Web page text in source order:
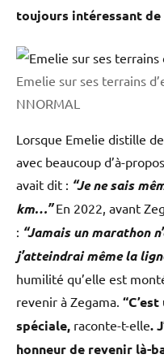
toujours intéressant
Emelie sur ses terrains
NNORMAL
Lorsque Emelie distille
avec beaucoup d’à-
avait dit : “Je ne sais
km…” En 2022, avant
: “Jamais un marathon
j’atteindrai même la
humilité qu’elle est
revenir à Zegama.
spéciale, raconte-t-elle.
honneur de revenir là-